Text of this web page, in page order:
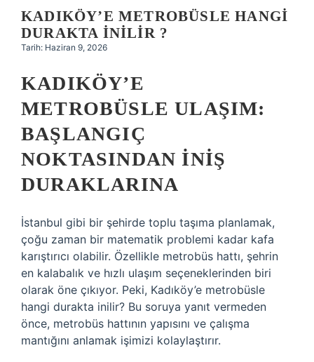
Hakkımızda
KADIKÖY’E METROBÜSLE HANGI
DURAKTA INILIR ?
Tarih: Haziran 9, 2026
KADIKÖY’E
METROBÜSLE ULAŞIM:
BAŞLANGIÇ
NOKTASINDAN İNIŞ
DURAKLARINA
İstanbul gibi bir şehirde toplu taşıma planlamak,
çoğu zaman bir matematik problemi kadar kafa
karıştırıcı olabilir. Özellikle metrobüs hattı, şehrin
en kalabalık ve hızlı ulaşım seçeneklerinden biri
olarak öne çıkıyor. Peki, Kadıköy’e metrobüsle
hangi durakta inilir? Bu soruya yanıt vermeden
önce, metrobüs hattının yapısını ve çalışma
mantığını anlamak işimizi kolaylaştırır.